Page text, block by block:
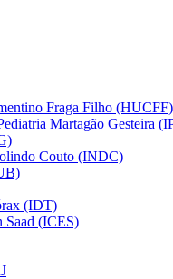
Fraga Filho (HUCFF)
Martagão Gesteira
Couto (INDC)
(IDT)
Saad (ICES)